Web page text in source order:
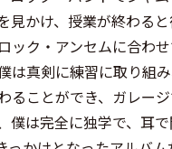
かけ、授業が終わる
ク・アンセムに合わ
真剣に練習に取り組
ことができ、ガレー
は完全に独学で、耳